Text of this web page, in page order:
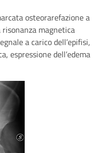
osteorarefazione a
magnetica
a carico dell’epifisi,
espressione dell’edema